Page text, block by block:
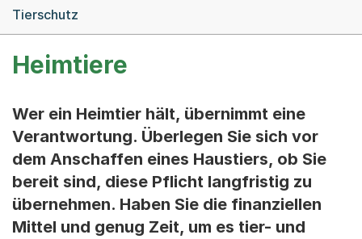
Tierschutz
Heimtiere
Wer ein Heimtier hält, übernimmt eine
Verantwortung. Überlegen Sie sich vor
dem Anschaffen eines Haustiers, ob Sie
bereit sind, diese Pflicht langfristig zu
übernehmen. Haben Sie die finanziellen
Mittel und genug Zeit, um es tier- und